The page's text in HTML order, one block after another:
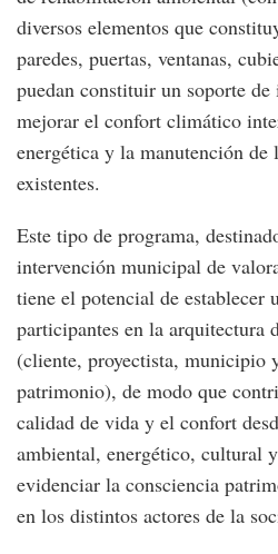
diversos elementos que
paredes, puertas, ventanas,
puedan constituir un soporte
mejorar el confort climático
energética y la manutención
existentes.
Este tipo de programa,
intervención municipal de
tiene el potencial de establecer
participantes en la arquitectura
(cliente, proyectista, municipio
patrimonio), de modo que
calidad de vida y el confort
ambiental, energético, cultural
evidenciar la consciencia
en los distintos actores de la